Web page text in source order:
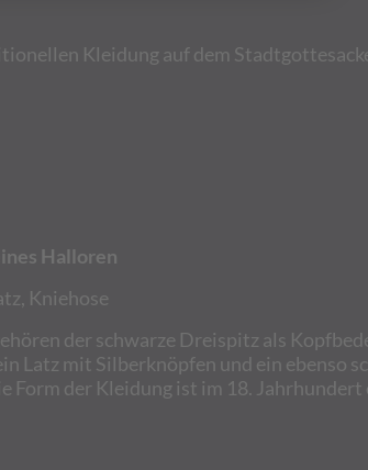
Kleidung auf dem
Halloren
Kniehose
der schwarze Dreispitz als
Latz mit Silberknöpfen und ein ebenso
Form der Kleidung ist im 18.